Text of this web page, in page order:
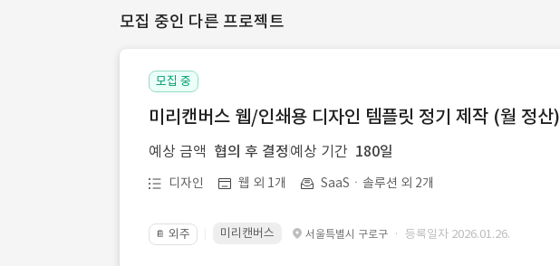
모집 중인 다른 프로젝트
모집 중
미리캔버스 웹/인쇄용 디자인 템플릿 정기 제작 (월 정산)
예상 금액 협의 후 결정 예상 기간 180일
디자인 웹 외 1개 SaaSㆍ솔루션 외 2개
📔 외주 미리캔버스 서울특별시 구로구 · 등록일자 2026.01.26.